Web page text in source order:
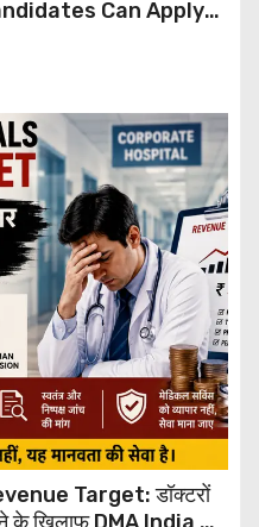
Can Apply
Target: डॉक्टरों